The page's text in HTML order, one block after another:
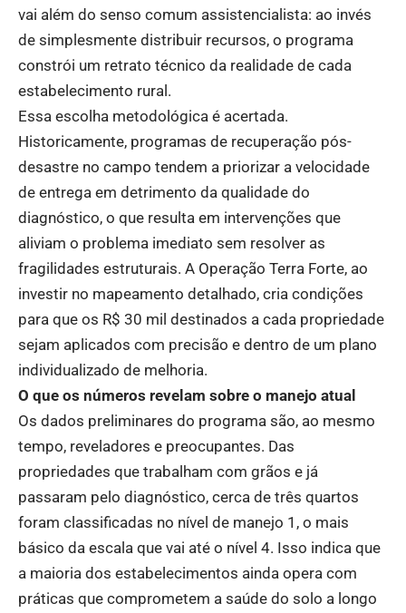
vai além do senso comum assistencialista: ao invés
de simplesmente distribuir recursos, o programa
constrói um retrato técnico da realidade de cada
estabelecimento rural.
Essa escolha metodológica é acertada.
Historicamente, programas de recuperação pós-
desastre no campo tendem a priorizar a velocidade
de entrega em detrimento da qualidade do
diagnóstico, o que resulta em intervenções que
aliviam o problema imediato sem resolver as
fragilidades estruturais. A Operação Terra Forte, ao
investir no mapeamento detalhado, cria condições
para que os R$ 30 mil destinados a cada propriedade
sejam aplicados com precisão e dentro de um plano
individualizado de melhoria.
O que os números revelam sobre o manejo atual
Os dados preliminares do programa são, ao mesmo
tempo, reveladores e preocupantes. Das
propriedades que trabalham com grãos e já
passaram pelo diagnóstico, cerca de três quartos
foram classificadas no nível de manejo 1, o mais
básico da escala que vai até o nível 4. Isso indica que
a maioria dos estabelecimentos ainda opera com
práticas que comprometem a saúde do solo a longo